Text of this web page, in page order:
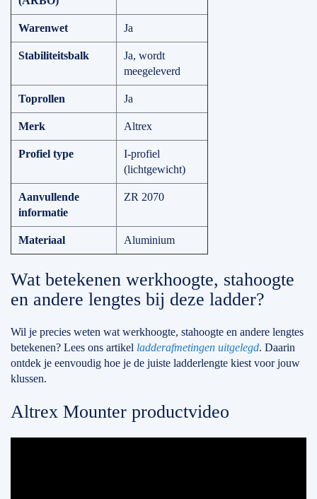
Warenwet Ja
Stabiliteitsbalk
Ja, wordt
meegeleverd
Toprollen Ja
Merk Altrex
Profiel type
I-profiel
(lichtgewicht)
Aanvullende
informatie
ZR 2070
Materiaal Aluminium
Wat betekenen werkhoogte, stahoogte
en andere lengtes bij deze ladder?
Wil je precies weten wat werkhoogte, stahoogte en andere lengtes
betekenen? Lees ons artikel ladderafmetingen uitgelegd. Daarin
ontdek je eenvoudig hoe je de juiste ladderlengte kiest voor jouw
klussen.
Altrex Mounter productvideo